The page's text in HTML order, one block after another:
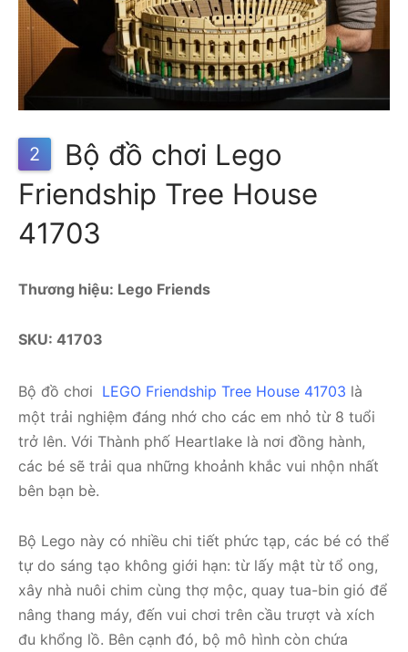
2
Bộ đồ chơi Lego
Friendship Tree House
41703
Thương hiệu: Lego Friends
SKU: 41703
Bộ đồ chơi LEGO Friendship Tree House 41703 là
một trải nghiệm đáng nhớ cho các em nhỏ từ 8 tuổi
trở lên. Với Thành phố Heartlake là nơi đồng hành,
các bé sẽ trải qua những khoảnh khắc vui nhộn nhất
bên bạn bè.
Bộ Lego này có nhiều chi tiết phức tạp, các bé có thể
tự do sáng tạo không giới hạn: từ lấy mật từ tổ ong,
xây nhà nuôi chim cùng thợ mộc, quay tua-bin gió để
nâng thang máy, đến vui chơi trên cầu trượt và xích
đu khổng lồ. Bên cạnh đó, bộ mô hình còn chứa